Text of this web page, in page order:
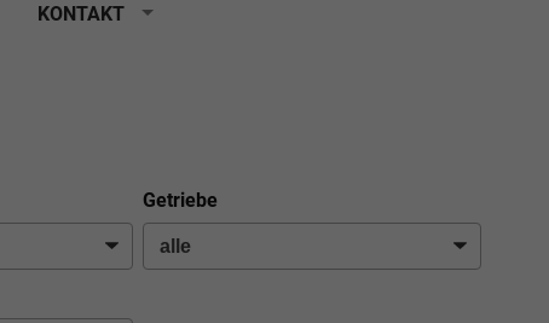
KONTAKT
Getriebe